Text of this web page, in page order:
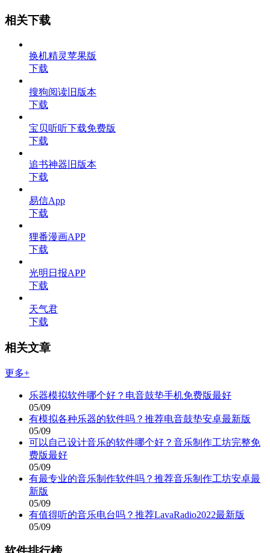
相关下载
换机精灵苹果版
下载
搜狗阅读旧版本
下载
宝贝听听下载免费版
下载
追书神器旧版本
下载
易信App
下载
狸番漫画APP
下载
光明日报APP
下载
天气君
下载
相关文章
更多+
乐器模拟软件哪个好？电音鼓垫手机免费版最好
05/09
有模拟各种乐器的软件吗？推荐电音鼓垫安卓最新版
05/09
可以自己设计音乐的软件哪个好？音乐制作工坊完整免
费版最好
05/09
有最专业的音乐制作软件吗？推荐音乐制作工坊安卓最
新版
05/09
有值得听的音乐电台吗？推荐LavaRadio2022最新版
05/09